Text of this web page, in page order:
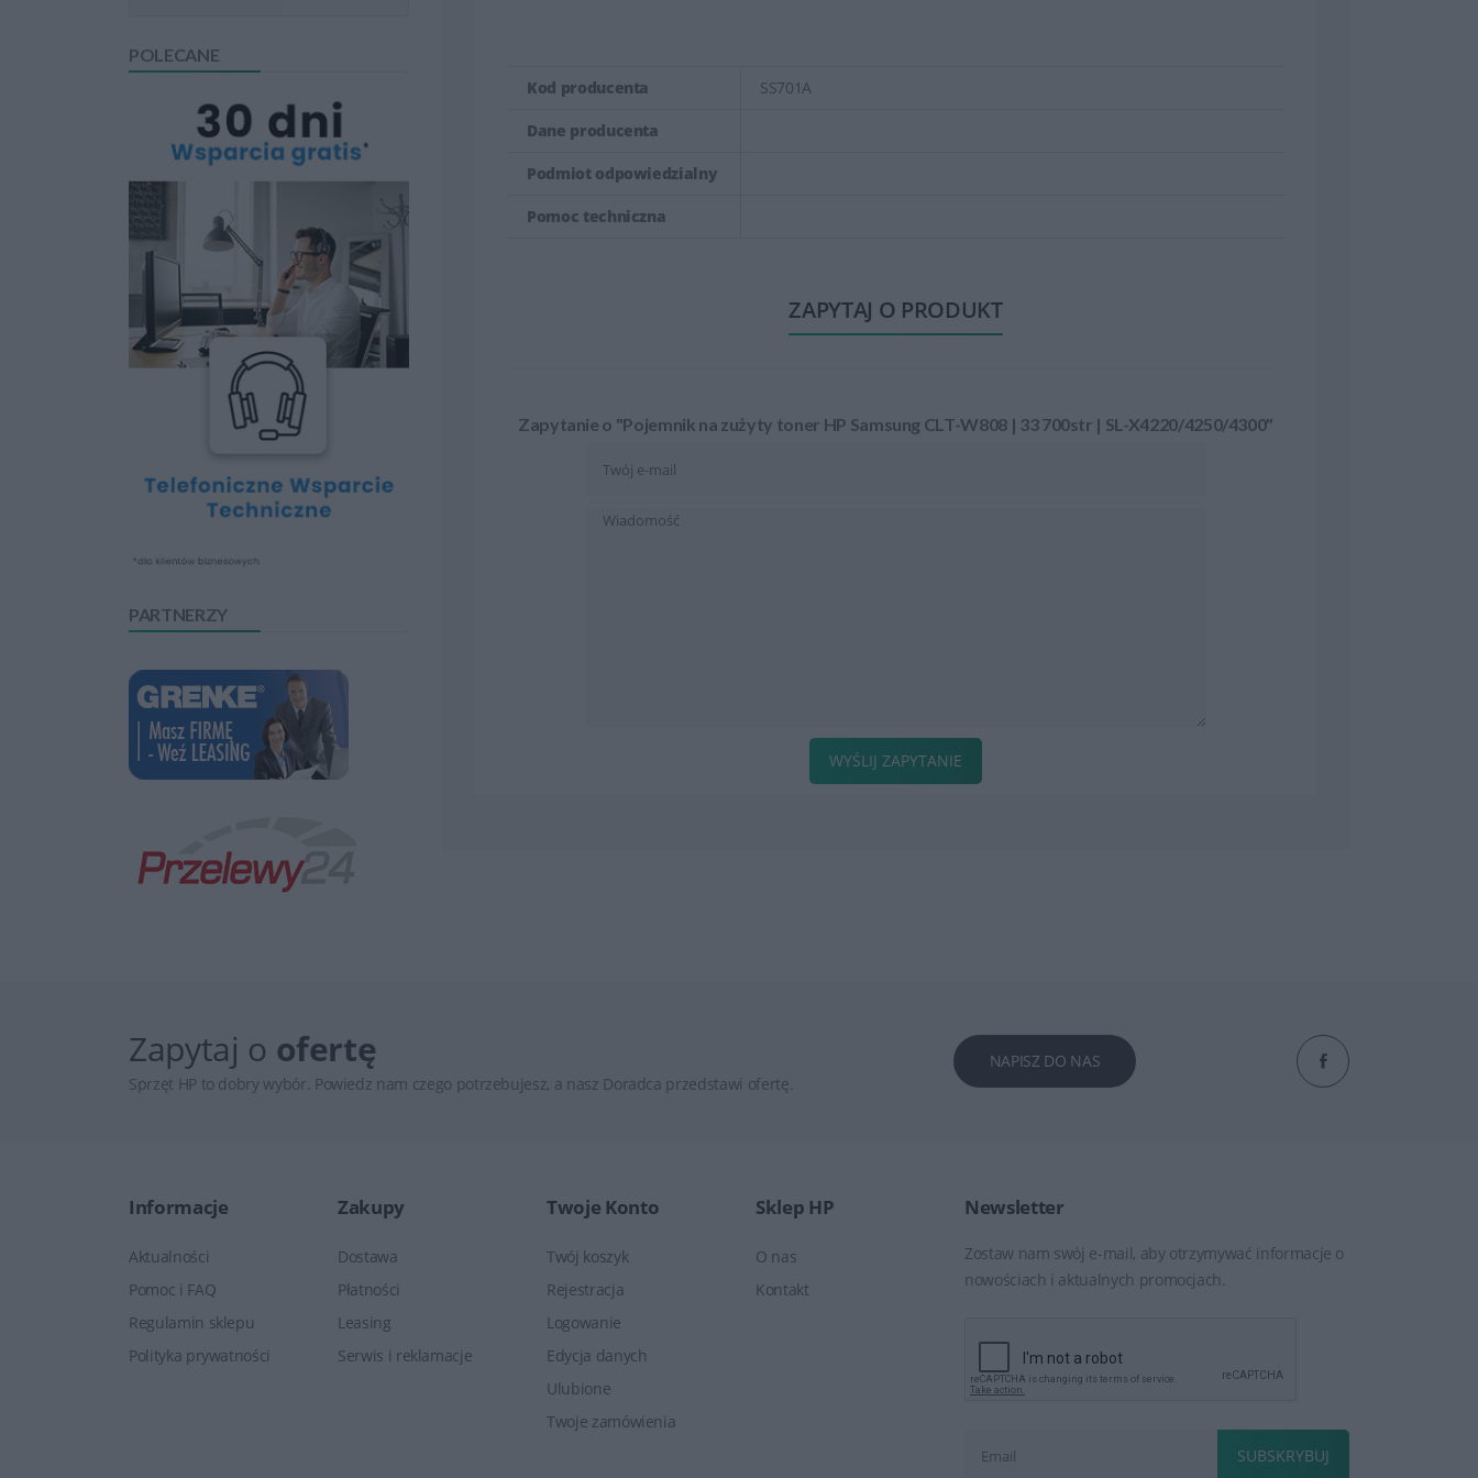
POLECANE
PARTNERZY
Kod producenta SS701A
Dane producenta
Podmiot odpowiedzialny
Pomoc techniczna
ZAPYTAJ O PRODUKT
Zapytanie o "Pojemnik na zużyty toner HP Samsung CLT-W808 | 33 700str | SL-X4220/4250/4300"
WYŚLIJ ZAPYTANIE
Zapytaj o ofertę
Sprzęt HP to dobry wybór. Powiedz nam czego potrzebujesz, a nasz Doradca przedstawi ofertę.
NAPISZ DO NAS
Informacje
Aktualności
Pomoc i FAQ
Regulamin sklepu
Polityka prywatności
Zakupy
Dostawa
Płatności
Leasing
Serwis i reklamacje
Twoje Konto
Twój koszyk
Rejestracja
Logowanie
Edycja danych
Ulubione
Twoje zamówienia
Sklep HP
O nas
Kontakt
Newsletter
Zostaw nam swój e-mail, aby otrzymywać informacje o
nowościach i aktualnych promocjach.
SUBSKRYBUJ